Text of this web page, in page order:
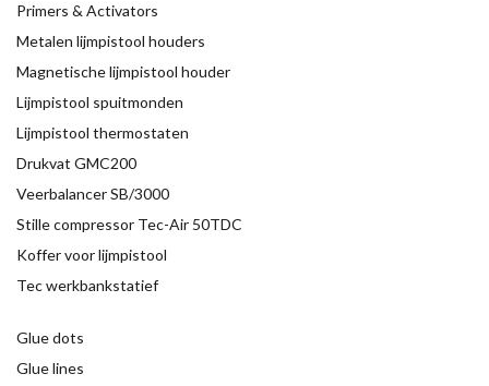
Primers & Activators
Metalen lijmpistool houders
Magnetische lijmpistool houder
Lijmpistool spuitmonden
Lijmpistool thermostaten
Drukvat GMC200
Veerbalancer SB/3000
Stille compressor Tec-Air 50TDC
Koffer voor lijmpistool
Tec werkbankstatief
Glue dots
Glue lines